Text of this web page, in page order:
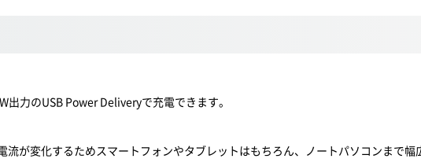
力のUSB Power Deliveryで充電できます。
が変化するためスマートフォンやタブレットはもちろん、ノートパソコンまで幅